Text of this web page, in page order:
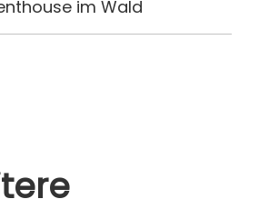
im Wald